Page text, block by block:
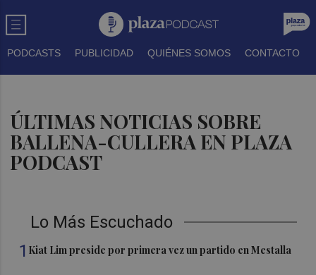
PODCASTS PUBLICIDAD QUIÉNES SOMOS CONTACTO
ÚLTIMAS NOTICIAS SOBRE
BALLENA-CULLERA EN PLAZA
PODCAST
Lo Más Escuchado
1 Kiat Lim preside por primera vez un partido en Mestalla